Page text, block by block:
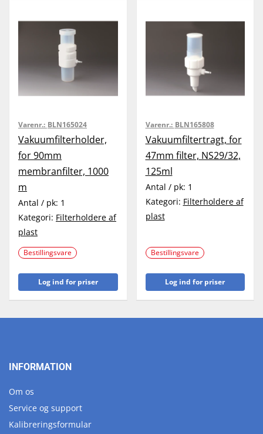
Varenr.: BLN165024
Vakuumfilterholder,
for 90mm
membranfilter, 1000
m
Antal / pk: 1
Kategori: Filterholdere af
plast
Bestillingsvare
Log ind for priser
Varenr.: BLN165808
Vakuumfiltertragt, for
47mm filter, NS29/32,
125ml
Antal / pk: 1
Kategori: Filterholdere af
plast
Bestillingsvare
Log ind for priser
INFORMATION
Om os
Service og support
Kalibreringsformular